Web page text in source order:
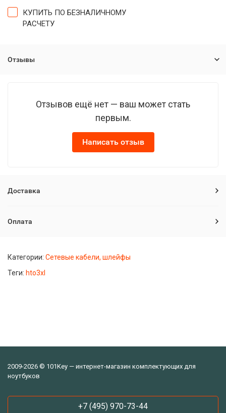
КУПИТЬ ПО БЕЗНАЛИЧНОМУ
РАСЧЕТУ
Отзывы
Отзывов ещё нет — ваш может стать
первым.
Написать отзыв
Доставка
Оплата
Категории: Сетевые кабели, шлейфы
Теги: hto3xl
2009-2026 © 101Key — интернет-магазин комплектующих для
ноутбуков
+7 (495) 970-73-44